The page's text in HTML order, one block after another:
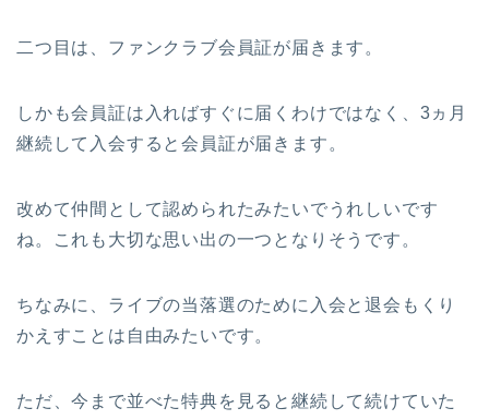
二つ目は、ファンクラブ会員証が届きます。
しかも会員証は入ればすぐに届くわけではなく、3ヵ月
継続して入会すると会員証が届きます。
改めて仲間として認められたみたいでうれしいです
ね。これも大切な思い出の一つとなりそうです。
ちなみに、ライブの当落選のために入会と退会もくり
かえすことは自由みたいです。
ただ、今まで並べた特典を見ると継続して続けていた